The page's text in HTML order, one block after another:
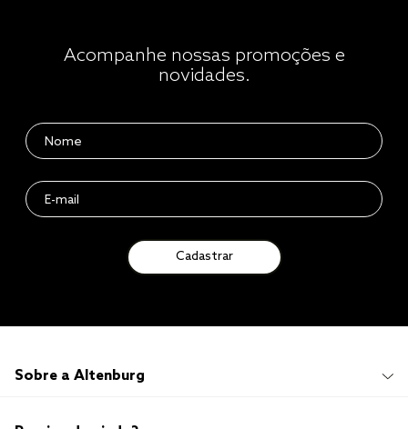
Acompanhe nossas promoções e
novidades.
Cadastrar
Sobre a Altenburg